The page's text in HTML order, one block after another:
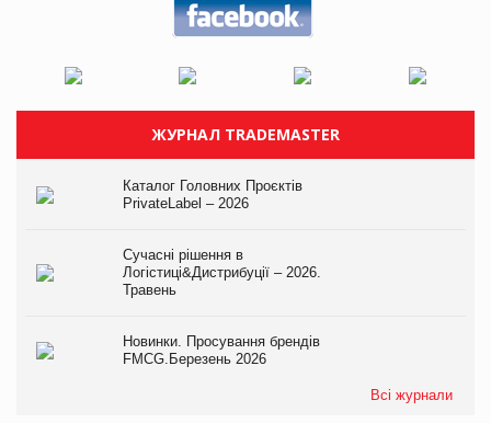
ЖУРНАЛ TRADEMASTER
Каталог Головних Проєктів
PrivateLabel – 2026
Сучасні рішення в
Логістиці&Дистрибуції – 2026.
Травень
Новинки. Просування брендів
FMCG.Березень 2026
Всі журнали